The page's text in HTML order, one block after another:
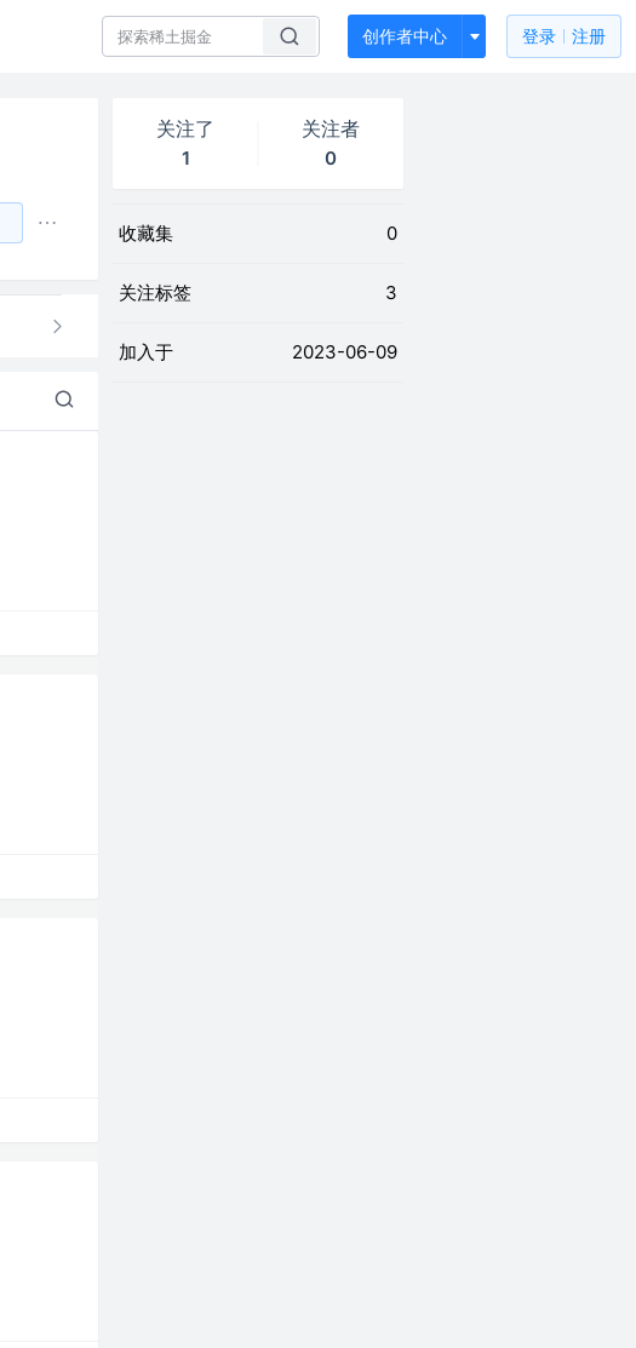
创作者中心 登录 注册
关注了
1
关注者
0
收藏集 0
关注标签 3
加入于 2023-06-09